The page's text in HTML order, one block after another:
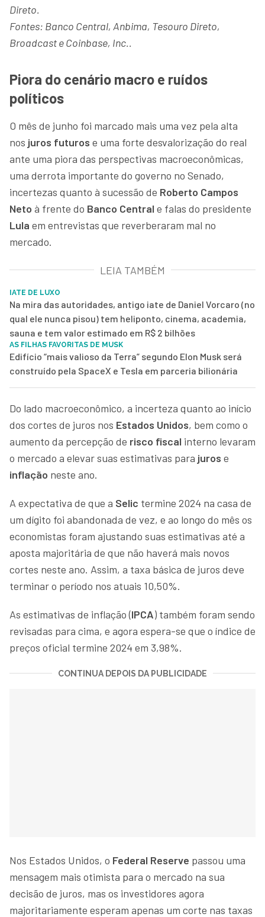
Direto.
Fontes: Banco Central, Anbima, Tesouro Direto,
Broadcast e Coinbase, Inc..
Piora do cenário macro e ruídos
políticos
O mês de junho foi marcado mais uma vez pela alta
nos juros futuros e uma forte desvalorização do real
ante uma piora das perspectivas macroeconômicas,
uma derrota importante do governo no Senado,
incertezas quanto à sucessão de Roberto Campos
Neto à frente do Banco Central e falas do presidente
Lula em entrevistas que reverberaram mal no
mercado.
LEIA TAMBÉM
IATE DE LUXO
Na mira das autoridades, antigo iate de Daniel Vorcaro (no
qual ele nunca pisou) tem heliponto, cinema, academia,
sauna e tem valor estimado em R$ 2 bilhões
AS FILHAS FAVORITAS DE MUSK
Edifício “mais valioso da Terra” segundo Elon Musk será
construído pela SpaceX e Tesla em parceria bilionária
Do lado macroeconômico, a incerteza quanto ao início
dos cortes de juros nos Estados Unidos, bem como o
aumento da percepção de risco fiscal interno levaram
o mercado a elevar suas estimativas para juros e
inflação neste ano.
A expectativa de que a Selic termine 2024 na casa de
um dígito foi abandonada de vez, e ao longo do mês os
economistas foram ajustando suas estimativas até a
aposta majoritária de que não haverá mais novos
cortes neste ano. Assim, a taxa básica de juros deve
terminar o período nos atuais 10,50%.
As estimativas de inflação (IPCA) também foram sendo
revisadas para cima, e agora espera-se que o índice de
preços oficial termine 2024 em 3,98%.
CONTINUA DEPOIS DA PUBLICIDADE
Nos Estados Unidos, o Federal Reserve passou uma
mensagem mais otimista para o mercado na sua
decisão de juros, mas os investidores agora
majoritariamente esperam apenas um corte nas taxas